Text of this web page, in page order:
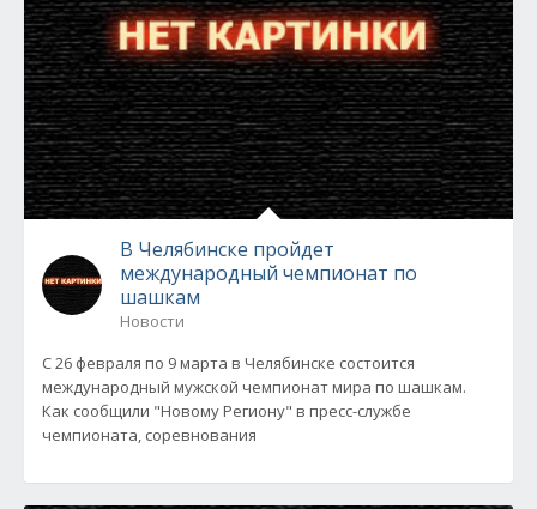
В Челябинске пройдет
международный чемпионат по
шашкам
Новости
С 26 февраля по 9 марта в Челябинске состоится
международный мужской чемпионат мира по шашкам.
Как сообщили "Новому Региону" в пресс-службе
чемпионата, соревнования